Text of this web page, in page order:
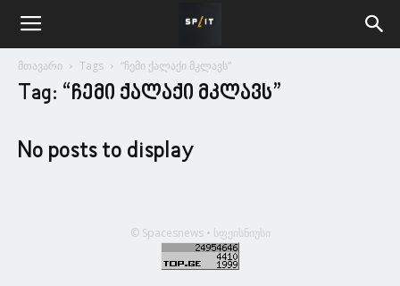
მთავარი Tags “ჩემი ქალაქი მკლავს”
Tag: “ჩემი ქალაქი მკლავს”
No posts to display
© Spacesnews • სფეისნიუსი